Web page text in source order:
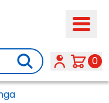
Search 0